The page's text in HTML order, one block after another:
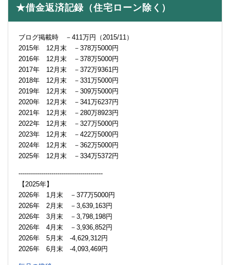
★借金返済記録（住宅ローン除く）
ブログ掲載時 －411万円（2015/11）
2015年 12月末 －378万5000円
2016年 12月末 －378万5000円
2017年 12月末 －372万9361円
2018年 12月末 －331万5000円
2019年 12月末 －309万5000円
2020年 12月末 －341万6237円
2021年 12月末 －280万8923円
2022年 12月末 －327万5000円
2023年 12月末 －422万5000円
2024年 12月末 －362万5000円
2025年 12月末 －334万5372円
-----------------------------------------
【2025年】
2026年 1月末 －377万5000円
2026年 2月末 －3,639,163円
2026年 3月末 －3,798,198円
2026年 4月末 －3,936,852円
2026年 5月末 -4,629,312円
2026年 6月末 -4,093,469円